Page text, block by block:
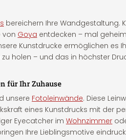
bereichern Ihre Wandgestaltung.
von Goya entdecken – mal
Kunstdrucke ermöglichen es
holen – und das in höchster
für Ihr Zuhause
unsere Fotoleinwände. Diese
eines Kunstdrucks mit der
Eyecatcher im Wohnzimmer
Ihre Lieblingsmotive